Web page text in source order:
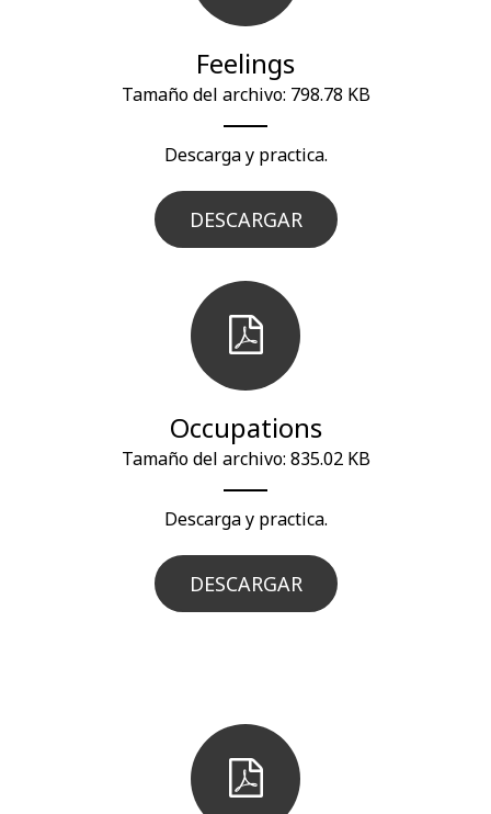
Feelings
Tamaño del archivo: 798.78 KB
Descarga y practica.
DESCARGAR
Occupations
Tamaño del archivo: 835.02 KB
Descarga y practica.
DESCARGAR